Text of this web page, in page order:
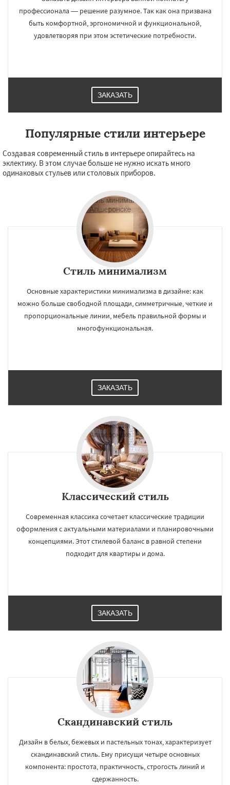
профессионала — решение разумное. Так как она призвана
быть комфортной, эргономичной и функциональной,
удовлетворяя при этом эстетические потребности.
ЗАКАЗАТЬ
Популярные стили интерьере
Создавая современный стиль в интерьере опирайтесь на
эклектику. В этом случае больше не нужно искать много
одинаковых стульев или столовых приборов.
Стиль минимализм
Основные характеристики минимализма в дизайне: как
можно больше свободной площади, симметричные, четкие и
пропорциональные линии, мебель правильной формы и
многофункциональная.
ЗАКАЗАТЬ
Классический стиль
Современная классика сочетает классические традиции
оформления с актуальными материалами и планировочными
концепциями. Этот стилевой баланс в равной степени
подходит для квартиры и дома.
ЗАКАЗАТЬ
Скандинавский стиль
Дизайн в белых, бежевых и пастельных тонах, характеризует
скандинавский стиль. Ему присущи четыре основных
компонента: простота, практичность, строгость линий и
сдержанность.